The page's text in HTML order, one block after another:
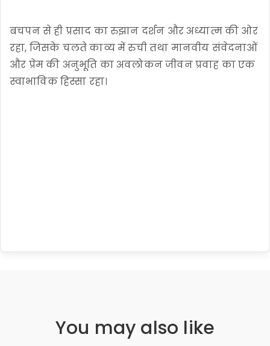
बचपन से ही प्रसाद का रुझान दर्शन और अध्यात्म की ओर
रहा, जिसके चलते काव्य में रुची तथा मानवीय संवेदनाओं
और प्रेम की अनुभूति का अवलोकन जीवन प्रवाह का एक
स्वाभाविक हिस्सा रहा।
You may also like